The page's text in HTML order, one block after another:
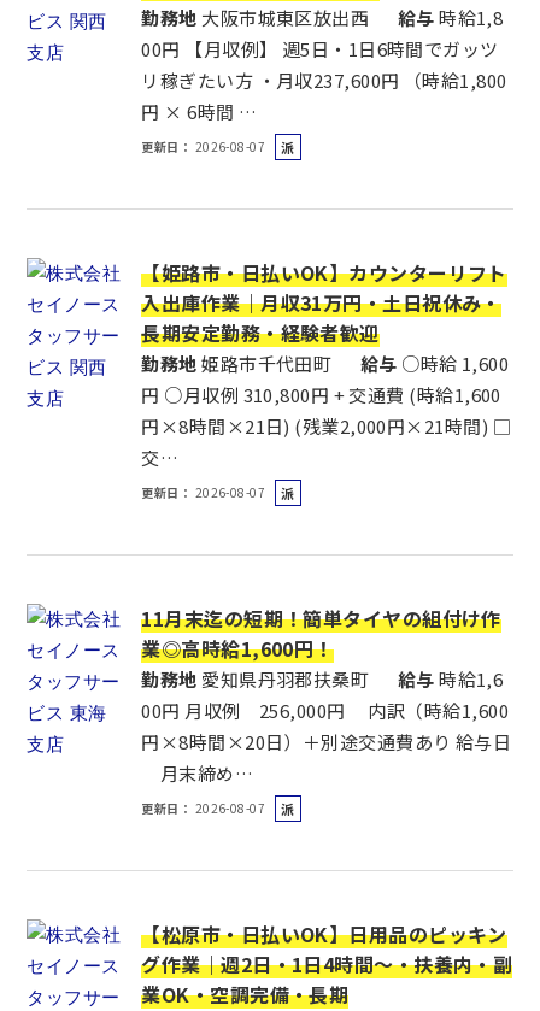
勤務地 大阪市城東区放出西 給与時給1,8
00円 【月収例】 週5日・1日6時間でガッツ
リ稼ぎたい方 ・月収237,600円 （時給1,800
円 × 6時間 …
更新日 2026-08-07
派
【姫路市・日払いOK】カウンターリフト
入出庫作業｜月収31万円・土日祝休み・
長期安定勤務・経験者歓迎
勤務地 姫路市千代田町 給与 ○時給 1,600
円 ○月収例 310,800円 + 交通費 (時給1,600
円×8時間×21日) (残業2,000円×21時間) □
交…
更新日 2026-08-07
派
11月末迄の短期！簡単タイヤの組付け作
業◎高時給1,600円！
勤務地 愛知県丹羽郡扶桑町 給与時給1,6
00円 月収例 256,000円 内訳（時給1,600
円×8時間×20日）＋別途交通費あり 給与日
月末締め…
更新日 2026-08-07
派
【松原市・日払いOK】日用品のピッキン
グ作業｜週2日・1日4時間～・扶養内・副
業OK・空調完備・長期